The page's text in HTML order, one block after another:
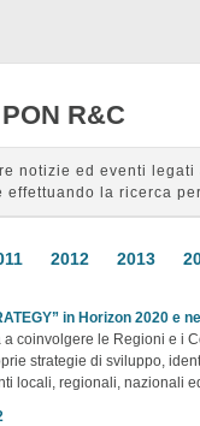
R&C
notizie ed eventi
la ricerca
2012 2013
in Horizon 2020 e
coinvolgere le Regioni e i
strategie di sviluppo,
locali, regionali, nazionali